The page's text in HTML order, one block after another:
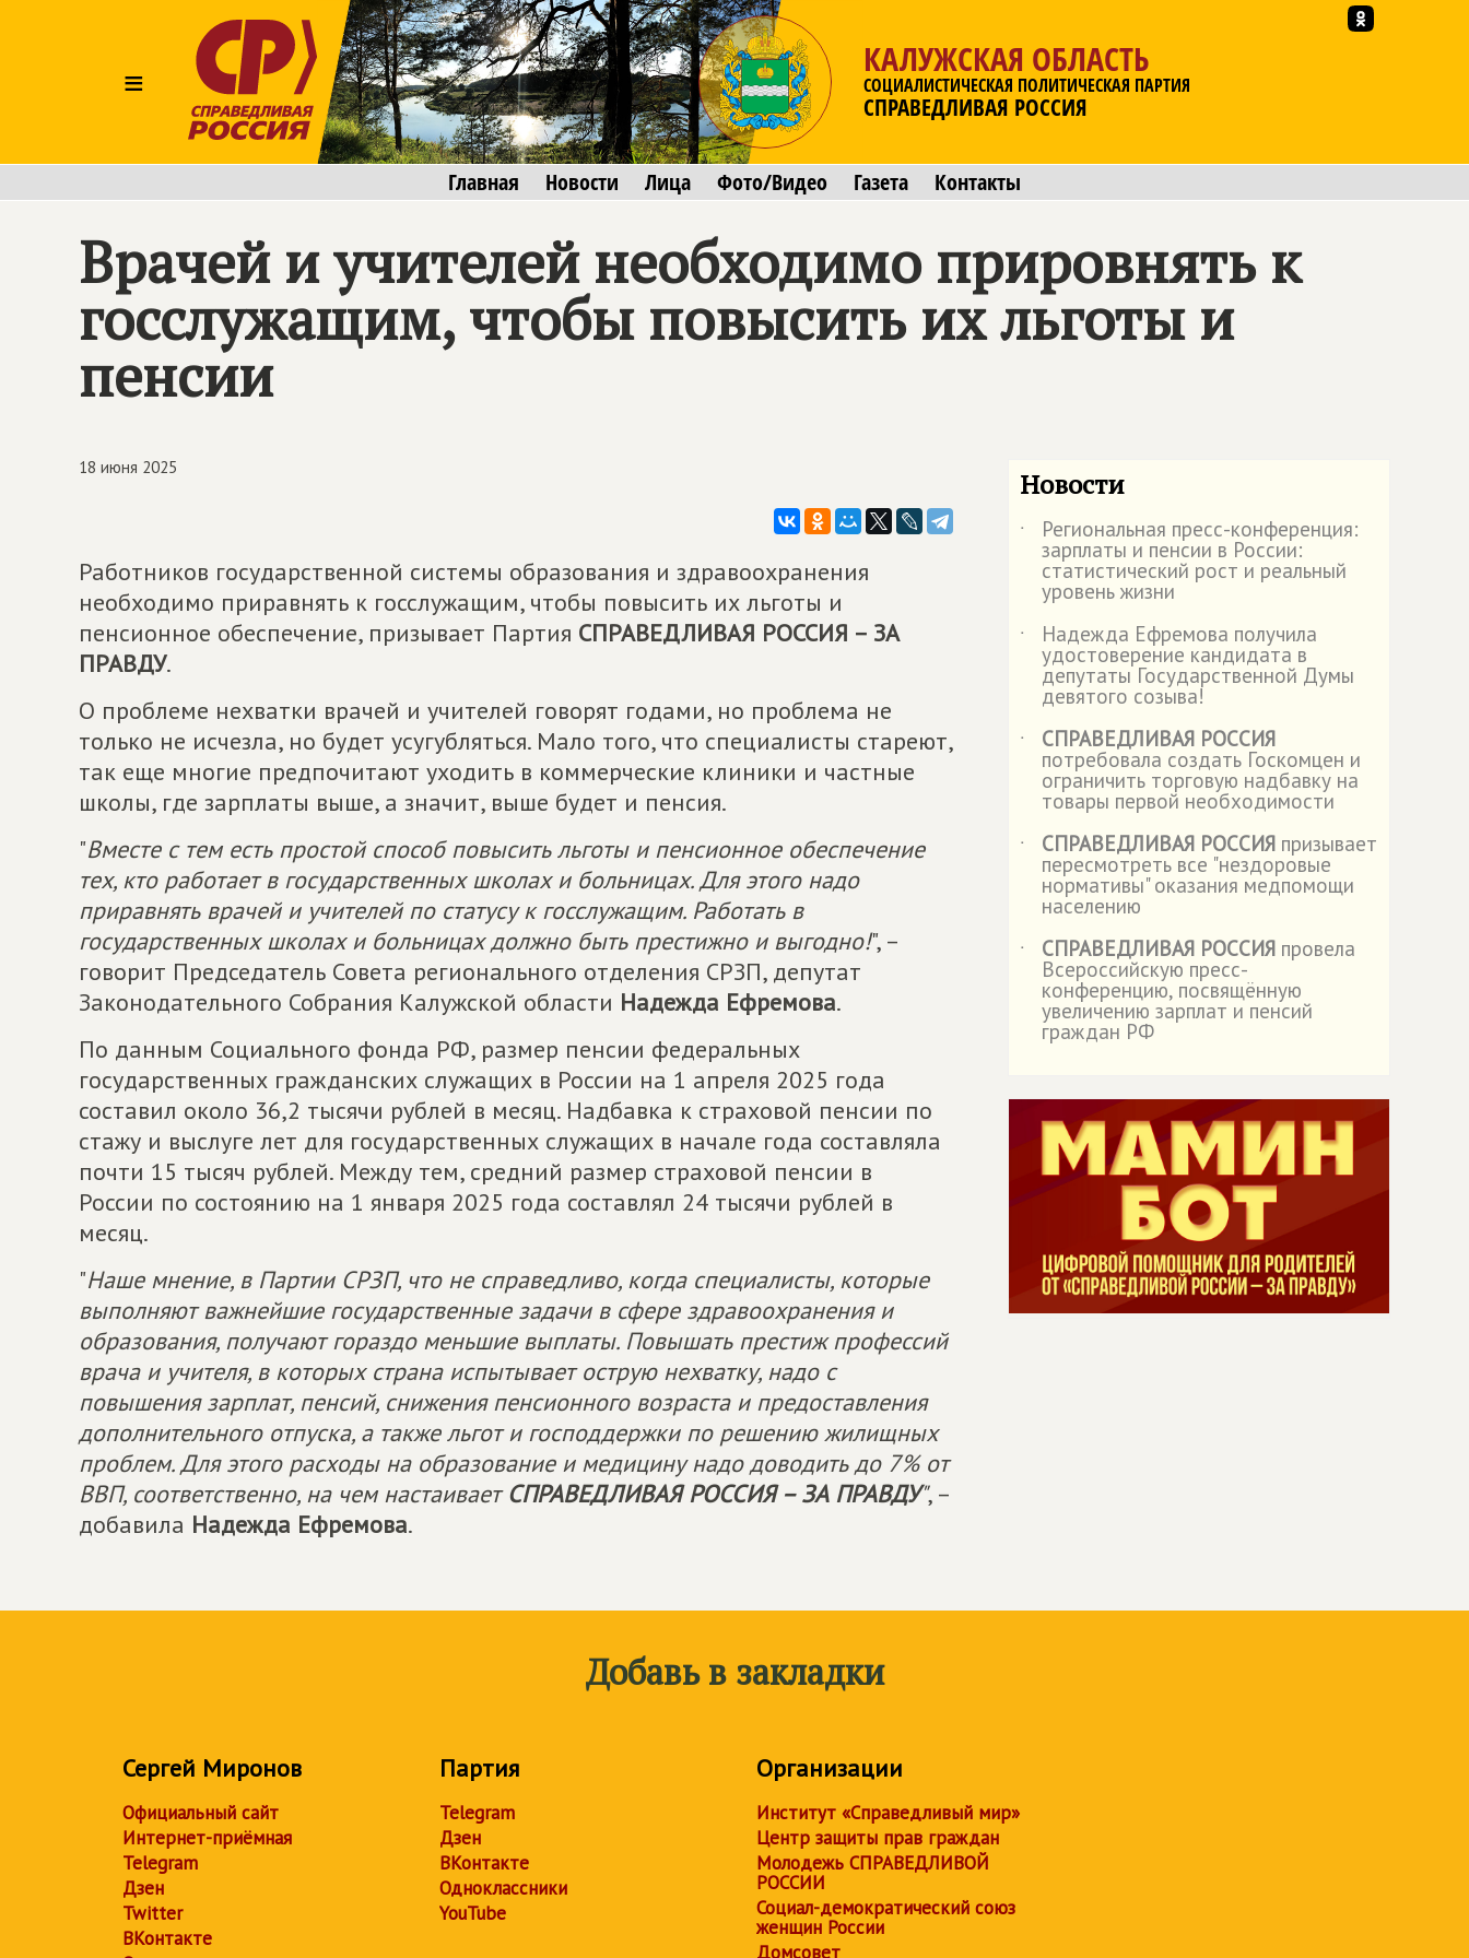
≡
КАЛУЖСКАЯ ОБЛАСТЬ
СОЦИАЛИСТИЧЕСКАЯ ПОЛИТИЧЕСКАЯ ПАРТИЯ
СПРАВЕДЛИВАЯ РОССИЯ
Главная Новости Лица Фото/Видео Газета Контакты
Врачей и учителей необходимо прировнять к
госслужащим, чтобы повысить их льготы и
пенсии
18 июня 2025
Работников государственной системы образования и здравоохранения
необходимо приравнять к госслужащим, чтобы повысить их льготы и
пенсионное обеспечение, призывает Партия СПРАВЕДЛИВАЯ РОССИЯ – ЗА
ПРАВДУ.
О проблеме нехватки врачей и учителей говорят годами, но проблема не
только не исчезла, но будет усугубляться. Мало того, что специалисты стареют,
так еще многие предпочитают уходить в коммерческие клиники и частные
школы, где зарплаты выше, а значит, выше будет и пенсия.
"Вместе с тем есть простой способ повысить льготы и пенсионное обеспечение
тех, кто работает в государственных школах и больницах. Для этого надо
приравнять врачей и учителей по статусу к госслужащим. Работать в
государственных школах и больницах должно быть престижно и выгодно!", –
говорит Председатель Совета регионального отделения СРЗП, депутат
Законодательного Собрания Калужской области Надежда Ефремова.
По данным Социального фонда РФ, размер пенсии федеральных
государственных гражданских служащих в России на 1 апреля 2025 года
составил около 36,2 тысячи рублей в месяц. Надбавка к страховой пенсии по
стажу и выслуге лет для государственных служащих в начале года составляла
почти 15 тысяч рублей. Между тем, средний размер страховой пенсии в
России по состоянию на 1 января 2025 года составлял 24 тысячи рублей в
месяц.
"Наше мнение, в Партии СРЗП, что не справедливо, когда специалисты, которые
выполняют важнейшие государственные задачи в сфере здравоохранения и
образования, получают гораздо меньшие выплаты. Повышать престиж профессий
врача и учителя, в которых страна испытывает острую нехватку, надо с
повышения зарплат, пенсий, снижения пенсионного возраста и предоставления
дополнительного отпуска, а также льгот и господдержки по решению жилищных
проблем. Для этого расходы на образование и медицину надо доводить до 7% от
ВВП, соответственно, на чем настаиваетСПРАВЕДЛИВАЯ РОССИЯ – ЗА ПРАВДУ", –
добавила Надежда Ефремова.
Новости
˙ Региональная пресс-конференция:
зарплаты и пенсии в России:
статистический рост и реальный
уровень жизни
˙
Надежда Ефремова получила
удостоверение кандидата в
депутаты Государственной Думы
девятого созыва!
˙
СПРАВЕДЛИВАЯ РОССИЯ
потребовала создать Госкомцен и
ограничить торговую надбавку на
товары первой необходимости
˙
СПРАВЕДЛИВАЯ РОССИЯ призывает
пересмотреть все "нездоровые
нормативы" оказания медпомощи
населению
˙
СПРАВЕДЛИВАЯ РОССИЯ провела
Всероссийскую пресс-
конференцию, посвящённую
увеличению зарплат и пенсий
граждан РФ
Добавь в закладки
Сергей Миронов
Официальный сайт
Интернет-приёмная
Telegram
Дзен
Twitter
ВКонтакте
Партия
Telegram
Дзен
ВКонтакте
Одноклассники
YouTube
Организации
Институт «Справедливый мир»
Центр защиты прав граждан
Молодежь СПРАВЕДЛИВОЙ
РОССИИ
Социал-демократический союз
женщин России
Домсовет